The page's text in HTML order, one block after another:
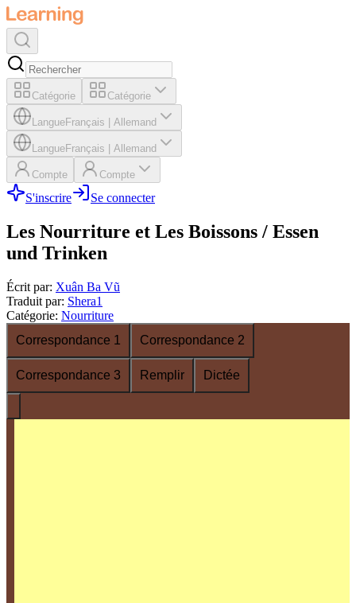
Catégorie Catégorie
LangueFrançais Allemand
LangueFrançais Allemand
Compte Compte
S'inscrire Se connecter
Les Nourriture et Les Boissons / Essen
und Trinken
Écrit par: Xuân Ba Vũ
Traduit par: Shera1
Catégorie: Nourriture
Correspondance 1
Correspondance 2
Correspondance 3 Remplir Dictée